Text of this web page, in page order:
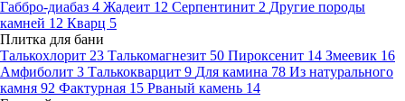
Габбро-диабаз 4 Жадеит 12 Серпентинит 2 Другие породы
камней 12 Кварц 5
Плитка для бани
Талькохлорит 23 Талькомагнезит 50 Пироксенит 14 Змеевик 16
Амфиболит 3 Талькокварцит 9 Для камина 78 Из натурального
камня 92 Фактурная 15 Рваный камень 14